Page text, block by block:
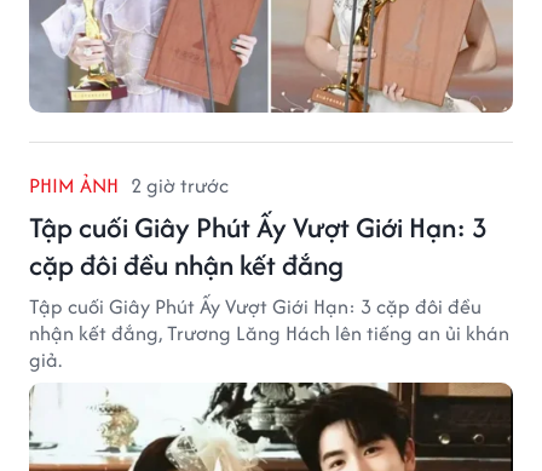
PHIM ẢNH 2 giờ trước
Tập cuối Giây Phút Ấy Vượt Giới Hạn: 3
cặp đôi đều nhận kết đắng
Tập cuối Giây Phút Ấy Vượt Giới Hạn: 3 cặp đôi đều
nhận kết đắng, Trương Lăng Hách lên tiếng an ủi khán
giả.